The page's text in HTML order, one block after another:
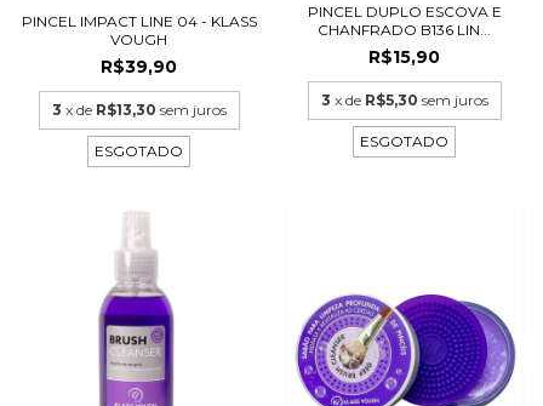
PINCEL IMPACT LINE 04 - KLASS
VOUGH
R$39,90
3 x de R$13,30 sem juros
ESGOTADO
PINCEL DUPLO ESCOVA E
CHANFRADO B136 LIN...
R$15,90
3 x de R$5,30 sem juros
ESGOTADO